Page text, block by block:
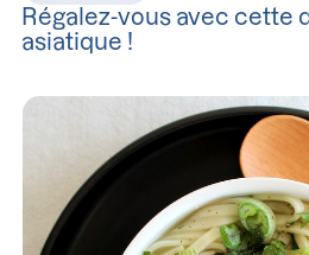
Régalez-vous avec cette
asiatique !